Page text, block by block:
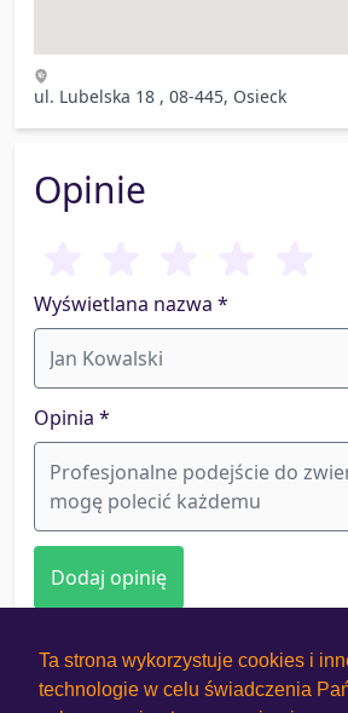
Ta strona wykorzystuje cookies i
technologie w celu świadczenia
ul. Lubelska 18 , 08-445, Osieck
Opinie
Wyświetlana nazwa *
Opinia *
Jak to działa?